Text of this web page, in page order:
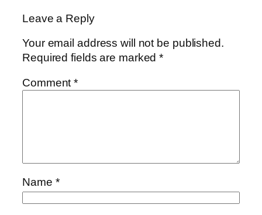
Leave a Reply
Your email address will not be published.
Required fields are marked*
Comment*
Name *